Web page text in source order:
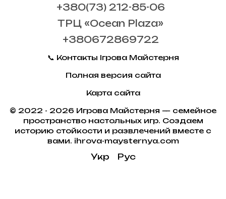
+380(73) 212-85-06
ТРЦ «Ocean Plaza»
+380672869722
📞 Контакты Ігрова Майстерня
Полная версия сайта
Карта сайта
© 2022 - 2026 Игрова Майстерня — семейное
пространство настольных игр. Создаем
историю стойкости и развлечений вместе с
вами. ihrova-maysternya.com
Укр Рус